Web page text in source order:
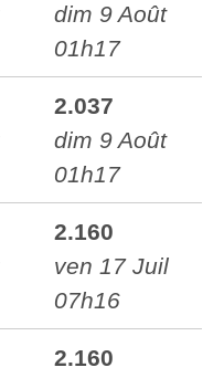
dim 9 Août
01h17
2.037
dim 9 Août
01h17
2.160
ven 17 Juil
07h16
2.160